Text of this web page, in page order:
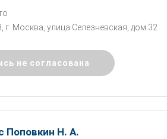
г. Москва, улица Селезневская, дом 32
не согласована
Поповкин Н. А.